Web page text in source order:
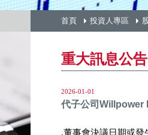
首頁 投資人專區
重大訊息公告
2026-01-01
代子公司Willpower
.董事會決議日期或發